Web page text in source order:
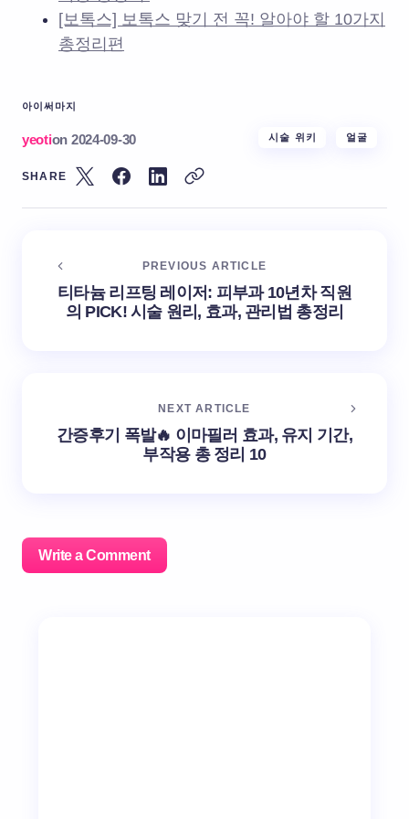
[보톡스] 보톡스 맞기 전 꼭! 알아야 할 10가지
총정리편
아이써마지
yeotion 2024-09-30 시술 위키 얼굴
SHARE
PREVIOUS ARTICLE
티타늄 리프팅 레이저: 피부과 10년차 직원
의 PICK! 시술 원리, 효과, 관리법 총정리
NEXT ARTICLE
간증후기 폭발🔥 이마필러 효과, 유지 기간,
부작용 총 정리 10
Write a Comment